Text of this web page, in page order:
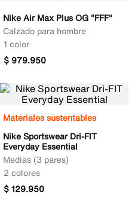
Nike Air Max Plus OG "FFF"
Calzado para hombre
1 color
$ 979.950
Materiales sustentables
Nike Sportswear Dri-FIT
Everyday Essential
Medias (3 pares)
2 colores
$129.950